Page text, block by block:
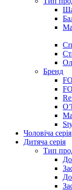
Бренд
Чоловіча серія
Дитяча серія
Тип